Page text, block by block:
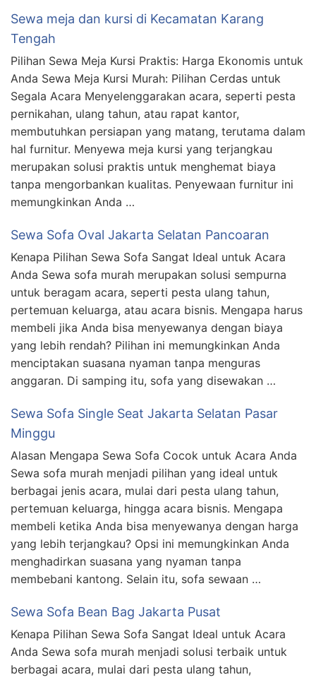
Sewa meja dan kursi di Kecamatan Karang
Tengah
Pilihan Sewa Meja Kursi Praktis: Harga Ekonomis untuk
Anda Sewa Meja Kursi Murah: Pilihan Cerdas untuk
Segala Acara Menyelenggarakan acara, seperti pesta
pernikahan, ulang tahun, atau rapat kantor,
membutuhkan persiapan yang matang, terutama dalam
hal furnitur. Menyewa meja kursi yang terjangkau
merupakan solusi praktis untuk menghemat biaya
tanpa mengorbankan kualitas. Penyewaan furnitur ini
memungkinkan Anda …
Sewa Sofa Oval Jakarta Selatan Pancoaran
Kenapa Pilihan Sewa Sofa Sangat Ideal untuk Acara
Anda Sewa sofa murah merupakan solusi sempurna
untuk beragam acara, seperti pesta ulang tahun,
pertemuan keluarga, atau acara bisnis. Mengapa harus
membeli jika Anda bisa menyewanya dengan biaya
yang lebih rendah? Pilihan ini memungkinkan Anda
menciptakan suasana nyaman tanpa menguras
anggaran. Di samping itu, sofa yang disewakan …
Sewa Sofa Single Seat Jakarta Selatan Pasar
Minggu
Alasan Mengapa Sewa Sofa Cocok untuk Acara Anda
Sewa sofa murah menjadi pilihan yang ideal untuk
berbagai jenis acara, mulai dari pesta ulang tahun,
pertemuan keluarga, hingga acara bisnis. Mengapa
membeli ketika Anda bisa menyewanya dengan harga
yang lebih terjangkau? Opsi ini memungkinkan Anda
menghadirkan suasana yang nyaman tanpa
membebani kantong. Selain itu, sofa sewaan …
Sewa Sofa Bean Bag Jakarta Pusat
Kenapa Pilihan Sewa Sofa Sangat Ideal untuk Acara
Anda Sewa sofa murah menjadi solusi terbaik untuk
berbagai acara, mulai dari pesta ulang tahun,